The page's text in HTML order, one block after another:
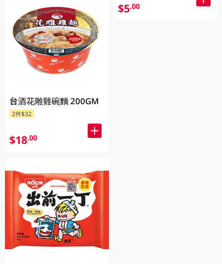
台酒花雕雞碗麵 200GM
2件$32
$18.00
$5.00